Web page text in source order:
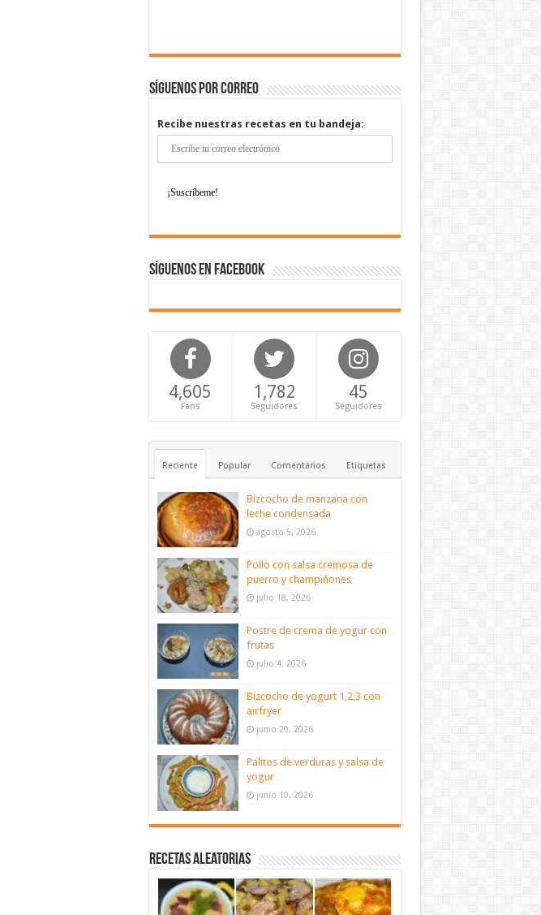
Síguenos por correo
Recibe nuestras recetas en tu bandeja:
Síguenos en Facebook
4,605
Fans
1,782
Seguidores
45
Seguidores
Reciente Popular Comentarios Etiquetas
Bizcocho de manzana con
leche condensada
agosto 5, 2026
Pollo con salsa cremosa de
puerro y champiñones
julio 18, 2026
Postre de crema de yogur con
frutas
julio 4, 2026
Bizcocho de yogurt 1,2,3 con
airfryer
junio 20, 2026
Palitos de verduras y salsa de
yogur
junio 10, 2026
Recetas aleatorias